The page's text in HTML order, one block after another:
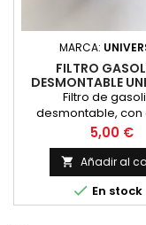
MARCA:
FILTRO
DESMONTABLE
Filtro de
desmontable, con
transparente y
metalicos.
su limpieza
Precio
5,00 €
 Añadir al
 En stock